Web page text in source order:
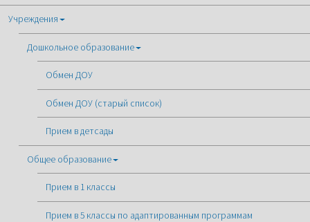
Учреждения
Дошкольное образование
Обмен ДОУ
Обмен ДОУ (старый список)
Прием в детсады
Общее образование
Прием в 1 классы
Прием в 5 классы по адаптированным программам